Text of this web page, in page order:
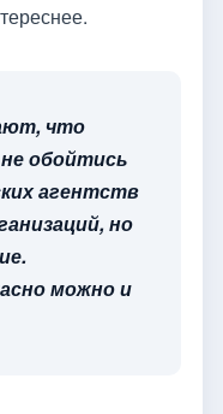
что
обойтись
агентств
но
можно и